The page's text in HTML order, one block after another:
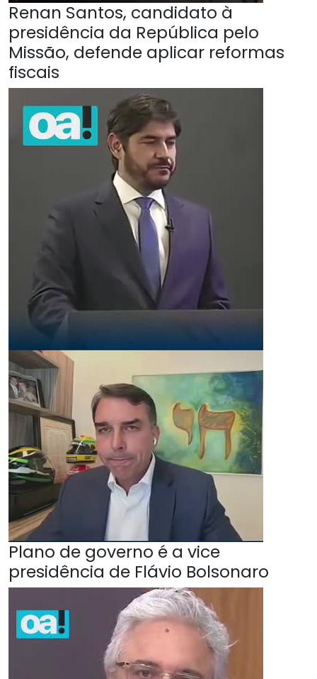
Renan Santos, candidato à
presidência da República pelo
Missão, defende aplicar reformas
fiscais
Plano de governo é a vice
presidência de Flávio Bolsonaro